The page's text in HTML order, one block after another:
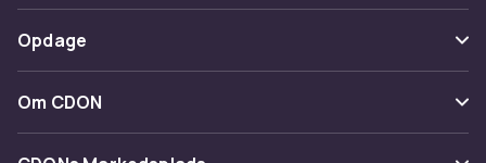
Spor pakke
Fortryd & returner her
Kontakt os
Betaling
Levering
Opdage
Kategorier
Maerke
Om CDON
Om os